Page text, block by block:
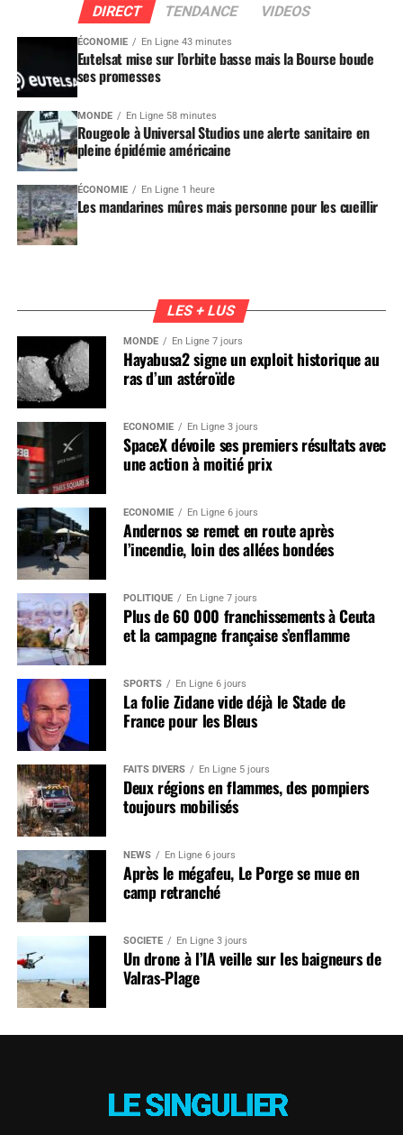
DIRECT TENDANCE VIDEOS
ÉCONOMIE En Ligne 43 minutes
Eutelsat mise sur l’orbite basse mais la Bourse boude
ses promesses
MONDE En Ligne 58 minutes
Rougeole à Universal Studios une alerte sanitaire en
pleine épidémie américaine
ÉCONOMIE En Ligne 1 heure
Les mandarines mûres mais personne pour les cueillir
LES + LUS
MONDE En Ligne 7 jours
Hayabusa2 signe un exploit historique au
ras d’un astéroïde
ÉCONOMIE En Ligne 3 jours
SpaceX dévoile ses premiers résultats avec
une action à moitié prix
ÉCONOMIE En Ligne 6 jours
Andernos se remet en route après
l’incendie, loin des allées bondées
POLITIQUE En Ligne 7 jours
Plus de 60 000 franchissements à Ceuta
et la campagne française s’enflamme
SPORTS En Ligne 6 jours
La folie Zidane vide déjà le Stade de
France pour les Bleus
FAITS DIVERS En Ligne 5 jours
Deux régions en flammes, des pompiers
toujours mobilisés
NEWS En Ligne 6 jours
Après le mégafeu, Le Porge se mue en
camp retranché
SOCIÉTÉ En Ligne 3 jours
Un drone à l’IA veille sur les baigneurs de
Valras-Plage